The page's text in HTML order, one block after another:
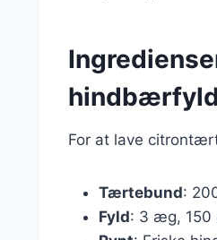
hindbærfyld
For at lave
Tærtebund:
Fyld: 3 æg, 150